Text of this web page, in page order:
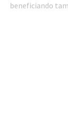
beneficiando